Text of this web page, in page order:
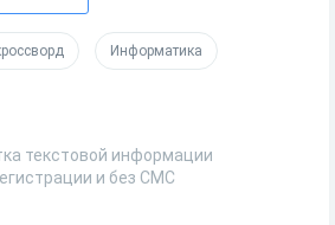
Информатика
текстовой информации
и без СМС